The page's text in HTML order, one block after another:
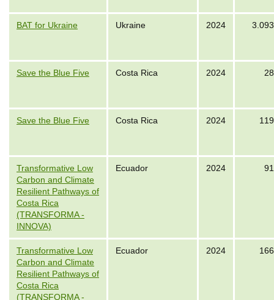
BAT for Ukraine Ukraine 2024
Save the Blue Five Costa Rica 2024
Save the Blue Five Costa Rica 2024
Transformative Low
Carbon and Climate
Resilient Pathways of
Costa Rica
(TRANSFORMA -
INNOVA)
Ecuador 2024
Transformative Low
Carbon and Climate
Resilient Pathways of
Costa Rica
(TRANSFORMA -
Ecuador 2024